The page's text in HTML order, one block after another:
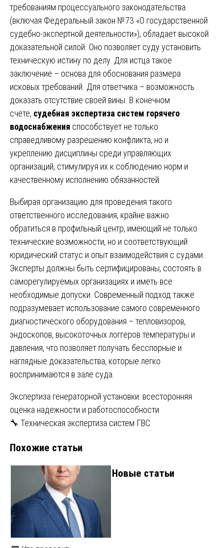
требованиям процессуального законодательства
(включая Федеральный закон №73 «О государственной
судебно-экспертной деятельности»), обладает высокой
доказательной силой. Оно позволяет суду установить
техническую истину по делу. Для истца такое
заключение – основа для обоснования размера
исковых требований. Для ответчика – возможность
доказать отсутствие своей вины. В конечном
счёте, судебная экспертиза систем горячего
водоснабжения способствует не только
справедливому разрешению конфликта, но и
укреплению дисциплины среди управляющих
организаций, стимулируя их к соблюдению норм и
качественному исполнению обязанностей.
Выбирая организацию для проведения такого
ответственного исследования, крайне важно
обратиться в профильный центр, имеющий не только
технические возможности, но и соответствующий
юридический статус и опыт взаимодействия с судами.
Эксперты должны быть сертифицированы, состоять в
саморегулируемых организациях и иметь все
необходимые допуски. Современный подход также
подразумевает использование самого современного
диагностического оборудования – тепловизоров,
эндоскопов, высокоточных логгеров температуры и
давления, что позволяет получать бесспорные и
наглядные доказательства, которые легко
воспринимаются в зале суда.
Навигация
по
Экспертиза генераторной установки: всесторонняя
оценка надежности и работоспособности
🔧 Техническая экспертиза систем ГВС
Похожие статьи
Новые статьи